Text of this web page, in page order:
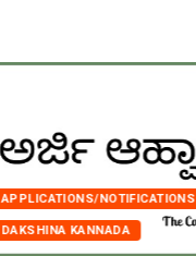
APPLICATIONS/NOTIFICATIONS
DAKSHINA KANNADA